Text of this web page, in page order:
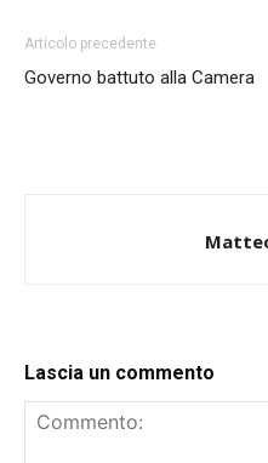
Articolo precedente
Governo battuto alla Camera
Lascia un commento